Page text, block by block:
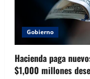
Gobierno
Hacienda paga
$1,000 millones